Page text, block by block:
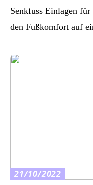
Senkfuss Einlagen
den Fußkomfort auf
21/10/2022